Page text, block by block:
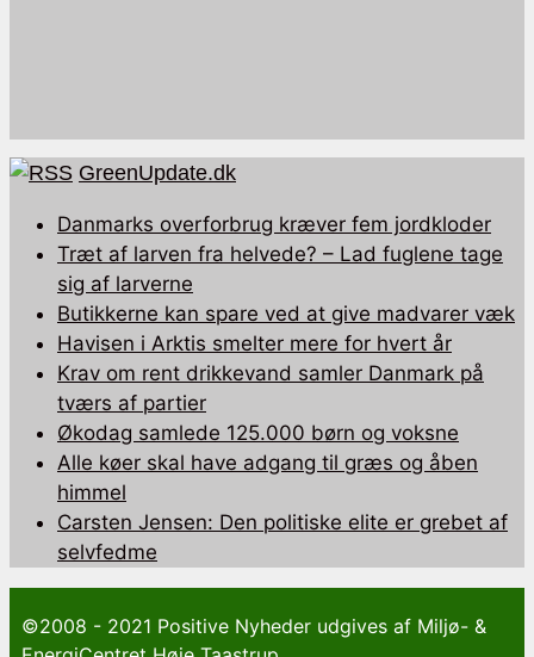
GreenUpdate.dk
Danmarks overforbrug kræver fem jordkloder
Træt af larven fra helvede? – Lad fuglene tage
sig af larverne
Butikkerne kan spare ved at give madvarer væk
Havisen i Arktis smelter mere for hvert år
Krav om rent drikkevand samler Danmark på
tværs af partier
Økodag samlede 125.000 børn og voksne
Alle køer skal have adgang til græs og åben
himmel
Carsten Jensen: Den politiske elite er grebet af
selvfedme
©2008 - 2021 Positive Nyheder udgives af Miljø- &